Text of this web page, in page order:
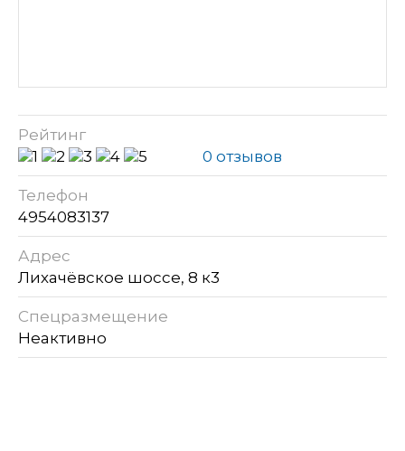
Рейтинг
0 отзывов
Телефон
4954083137
Адрес
Лихачёвское шоссе, 8 к3
Спецразмещение
Неактивно